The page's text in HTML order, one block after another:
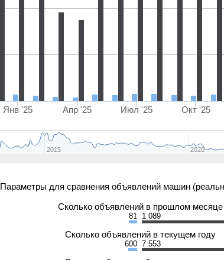
Янв '25 Апр '25 Июл '25 Окт '25
2015 2020
Параметры для сравнения объявлений машин
Сколько объявлений в прошлом месяце
81 1 089
Сколько объявлений в текущем году
600 7 553